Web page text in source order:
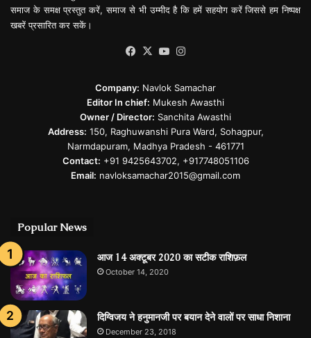
समाज के समक्ष प्रस्तुत करें, समाज से भी उम्मीद है कि हमें सहयोग करें जिससे हम निष्पक्ष
खबरें प्रसारित कर सकें।
Facebook
X YouTube
Company: Navlok Samachar
Editor In chief: Mukesh Awasthi
Owner / Director: Sanchita Awasthi
Address: 150, Raghuwanshi Pura Ward, Sohagpur,
Narmdapuram, Madhya Pradesh - 461771
Contact: +91 9425643702, +917748051106
Email: navloksamachar2015@gmail.com
Popular News
आज 14 अक्टूबर 2020 का सटीक राशिफ़ल
October 14, 2020
दिग्विजय ने हनुमानजी पर बयान देने वालों पर साधा निशाना
December 23, 2018